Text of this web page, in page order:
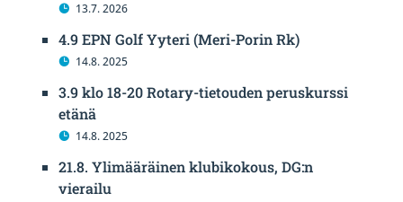
13.7. 2026
4.9 EPN Golf Yyteri (Meri-Porin Rk)
14.8. 2025
3.9 klo 18-20 Rotary-tietouden peruskurssi
etänä
14.8. 2025
21.8. Ylimääräinen klubikokous, DG:n
vierailu